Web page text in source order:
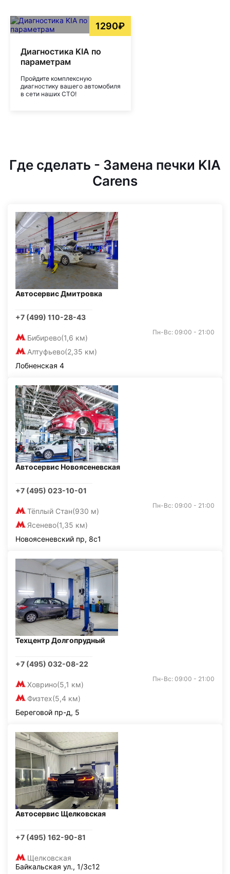
1290₽
Диагностика KIA по
параметрам
Пройдите комплексную
диагностику вашего автомобиля
в сети наших СТО!
Где сделать - Замена печки KIA
Carens
Автосервис Дмитровка
+7 (499) 110-28-43
Бибирево(1,6 км)
Алтуфьево(2,35 км)
Пн-Вс: 09:00 - 21:00
Лобненская 4
Автосервис Новоясеневская
+7 (495) 023-10-01
Тёплый Стан(930 м)
Ясенево(1,35 км)
Пн-Вс: 09:00 - 21:00
Новоясеневский пр, 8с1
Техцентр Долгопрудный
+7 (495) 032-08-22
Ховрино(5,1 км)
Физтех(5,4 км)
Пн-Вс: 09:00 - 21:00
Береговой пр-д, 5
Автосервис Щелковская
+7 (495) 162-90-81
Щелковская
Байкальская ул., 1/3с12